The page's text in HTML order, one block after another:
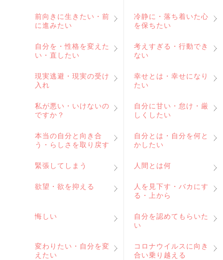
前向きに生きたい・前
に進みたい
冷静に・落ち着いた心
を保ちたい
自分を・性格を変えた
い・直したい
考えすぎる・行動でき
ない
現実逃避・現実の受け
入れ
幸せとは・幸せになり
たい
私が悪い・いけないの
ですか？
自分に甘い・怠け・厳
しくしたい
本当の自分と向き合
う・らしさを取り戻す
自分とは・自分を何と
かしたい
緊張してしまう 人間とは何
欲望・欲を抑える
人を見下す・バカにす
る・上から
悔しい
自分を認めてもらいた
い
変わりたい・自分を変
えたい
コロナウイルスに向き
合い乗り越える